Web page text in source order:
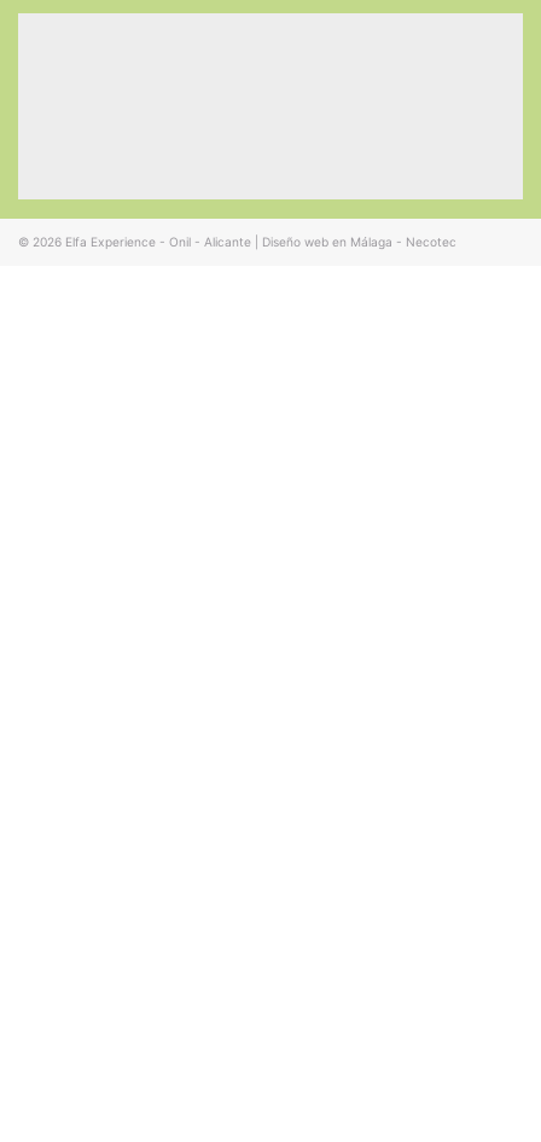
© 2026 Elfa Experience - Onil - Alicante Diseño web en Málaga - Necotec